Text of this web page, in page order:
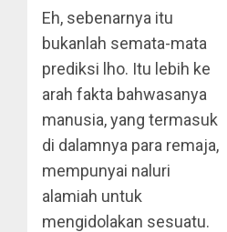
Eh, sebenarnya itu
bukanlah semata-mata
prediksi lho. Itu lebih ke
arah fakta bahwasanya
manusia, yang termasuk
di dalamnya para remaja,
mempunyai naluri
alamiah untuk
mengidolakan sesuatu.